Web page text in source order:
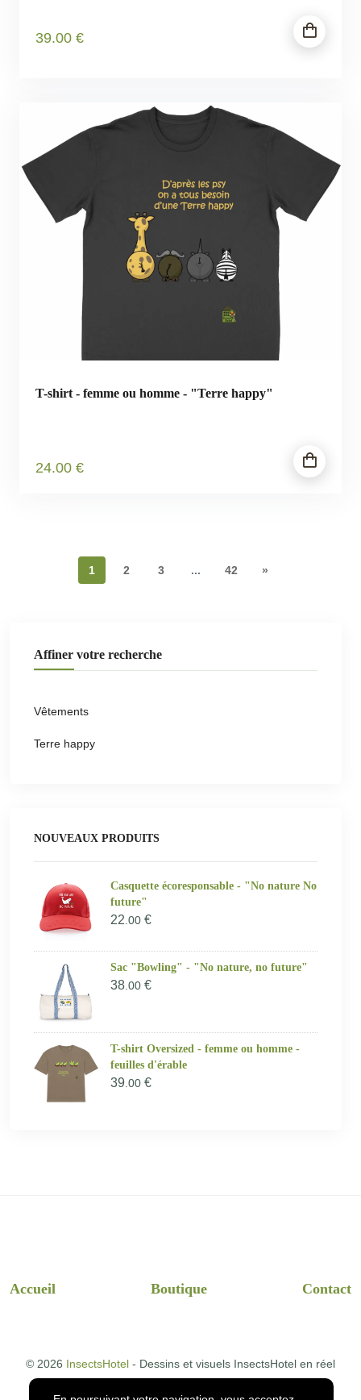
39.00 €
T-shirt - femme ou homme - "Terre happy"
24.00 €
1 2 3 ... 42 »
Affiner votre recherche
Vêtements
Terre happy
NOUVEAUX PRODUITS
Casquette écoresponsable - "No nature No
future"
22 .00 €
Sac "Bowling" - "No nature, no future"
38 .00 €
T-shirt Oversized - femme ou homme -
feuilles d'érable
39 .00 €
Accueil Boutique Contact
© 2026 InsectsHotel - Dessins et visuels InsectsHotel en réel